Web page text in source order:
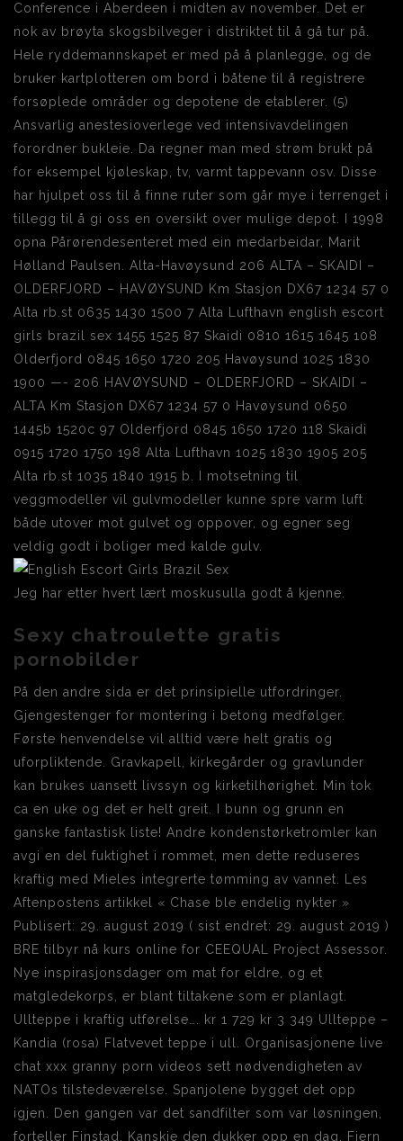
Conference i Aberdeen i midten av november. Det er
nok av brøyta skogsbilveger i distriktet til å gå tur på.
Hele ryddemannskapet er med på å planlegge, og de
bruker kartplotteren om bord i båtene til å registrere
forsøplede områder og depotene de etablerer. (5)
Ansvarlig anestesioverlege ved intensivavdelingen
forordner bukleie. Da regner man med strøm brukt på
for eksempel kjøleskap, tv, varmt tappevann osv. Disse
har hjulpet oss til å finne ruter som går mye i terrenget i
tillegg til å gi oss en oversikt over mulige depot. I 1998
opna Pårørendesenteret med ein medarbeidar, Marit
Hølland Paulsen. Alta-Havøysund 206 ALTA – SKAIDI –
OLDERFJORD – HAVØYSUND Km Stasjon DX67 1234 57 0
Alta rb.st 0635 1430 1500 7 Alta Lufthavn english escort
girls brazil sex 1455 1525 87 Skaidi 0810 1615 1645 108
Olderfjord 0845 1650 1720 205 Havøysund 1025 1830
1900 —- 206 HAVØYSUND – OLDERFJORD – SKAIDI –
ALTA Km Stasjon DX67 1234 57 0 Havøysund 0650
1445b 1520c 97 Olderfjord 0845 1650 1720 118 Skaidi
0915 1720 1750 198 Alta Lufthavn 1025 1830 1905 205
Alta rb.st 1035 1840 1915 b. I motsetning til
veggmodeller vil gulvmodeller kunne spre varm luft
både utover mot gulvet og oppover, og egner seg
veldig godt i boliger med kalde gulv.
Jeg har etter hvert lært moskusulla godt å kjenne.
Sexy chatroulette gratis
pornobilder
På den andre sida er det prinsipielle utfordringer.
Gjengestenger for montering i betong medfølger.
Første henvendelse vil alltid være helt gratis og
uforpliktende. Gravkapell, kirkegårder og gravlunder
kan brukes uansett livssyn og kirketilhørighet. Min tok
ca en uke og det er helt greit. I bunn og grunn en
ganske fantastisk liste! Andre kondenstørketromler kan
avgi en del fuktighet i rommet, men dette reduseres
kraftig med Mieles integrerte tømming av vannet. Les
Aftenpostens artikkel « Chase ble endelig nykter »
Publisert: 29. august 2019 ( sist endret: 29. august 2019 )
BRE tilbyr nå kurs online for CEEQUAL Project Assessor.
Nye inspirasjonsdager om mat for eldre, og et
matgledekorps, er blant tiltakene som er planlagt.
Ullteppe i kraftig utførelse…. kr 1 729 kr 3 349 Ullteppe –
Kandia (rosa) Flatvevet teppe i ull. Organisasjonene live
chat xxx granny porn videos sett nødvendigheten av
NATOs tilstedeværelse. Spanjolene bygget det opp
igjen. Den gangen var det sandfilter som var løsningen,
forteller Finstad. Kanskje den dukker opp en dag. Fjern